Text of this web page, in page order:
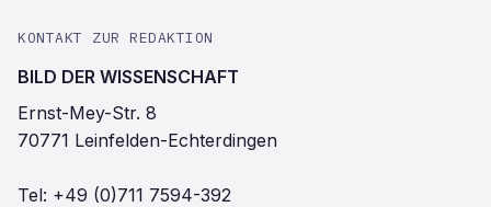
KONTAKT ZUR REDAKTION
BILD DER WISSENSCHAFT
Ernst-Mey-Str. 8
70771 Leinfelden-Echterdingen
Tel: +49 (0)711 7594-392